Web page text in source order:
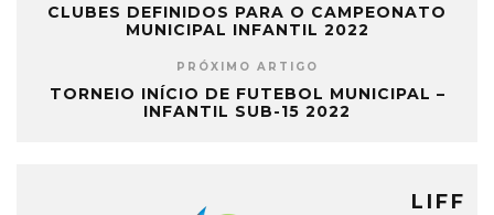
CLUBES DEFINIDOS PARA O CAMPEONATO
MUNICIPAL INFANTIL 2022
PRÓXIMO ARTIGO
TORNEIO INÍCIO DE FUTEBOL MUNICIPAL –
INFANTIL SUB-15 2022
LIFF